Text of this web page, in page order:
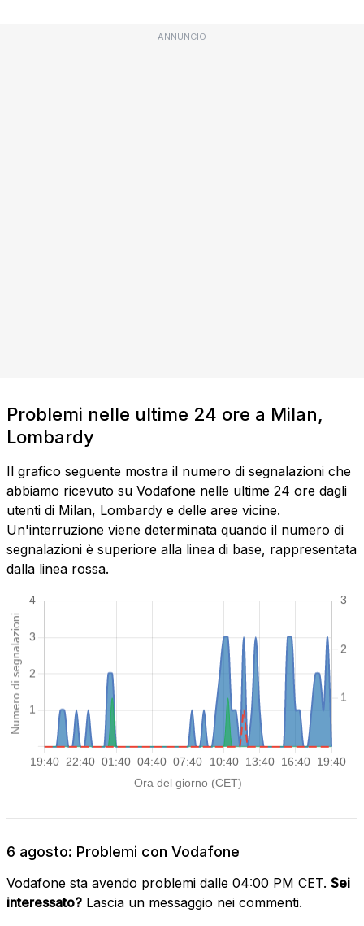
ANNUNCIO
Problemi nelle ultime 24 ore a Milan,
Lombardy
Il grafico seguente mostra il numero di segnalazioni che
abbiamo ricevuto su Vodafone nelle ultime 24 ore dagli
utenti di Milan, Lombardy e delle aree vicine.
Un'interruzione viene determinata quando il numero di
segnalazioni è superiore alla linea di base, rappresentata
dalla linea rossa.
6 agosto: Problemi con Vodafone
Vodafone sta avendo problemi dalle 04:00 PM CET. Sei
interessato? Lascia un messaggio nei commenti.